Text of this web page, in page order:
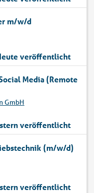
m/w/d
veröffentlicht
Media (Remote
GmbH
veröffentlicht
(m/w/d)
veröffentlicht